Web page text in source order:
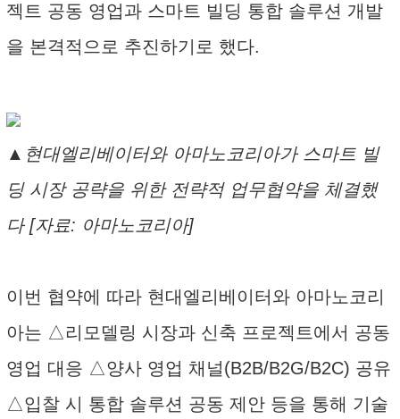
젝트 공동 영업과 스마트 빌딩 통합 솔루션 개발
을 본격적으로 추진하기로 했다.
▲현대엘리베이터와 아마노코리아가 스마트 빌
딩 시장 공략을 위한 전략적 업무협약을 체결했
다 [자료: 아마노코리아]
이번 협약에 따라 현대엘리베이터와 아마노코리
아는 △리모델링 시장과 신축 프로젝트에서 공동
영업 대응 △양사 영업 채널(B2B/B2G/B2C) 공유
△입찰 시 통합 솔루션 공동 제안 등을 통해 기술